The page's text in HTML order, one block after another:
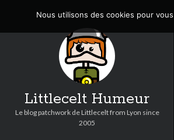
Littlecelt Humeur
Le blog patchwork de Littlecelt from Lyon since
2005
Nous utilisons des cookies pour